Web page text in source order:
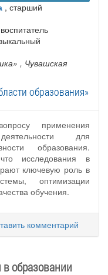
, старший
, Чувашская
образования»
применения
для
образования.
исследования в
ключевую роль в
оптимизации
обучения.
комментарий
образовании